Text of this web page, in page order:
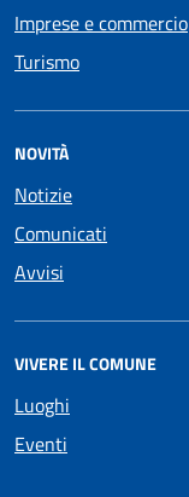
Imprese e commercio
Turismo
NOVITÀ
Notizie
Comunicati
Avvisi
VIVERE IL COMUNE
Luoghi
Eventi